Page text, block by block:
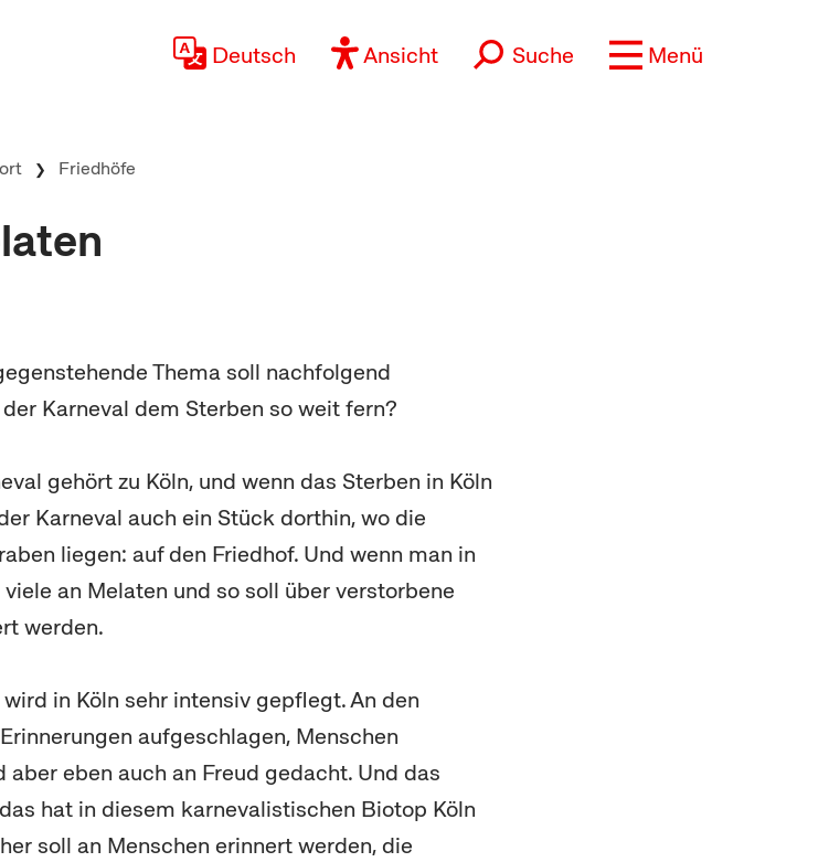
Deutsch
Ansicht Suche Menü
Friedhöfe
Thema soll nachfolgend
Karneval dem Sterben so weit fern?
gehört zu Köln, und wenn das Sterben in Köln
Karneval auch ein Stück dorthin, wo die
liegen: auf den Friedhof. Und wenn man in
an Melaten und so soll über verstorbene
werden.
in Köln sehr intensiv gepflegt. An den
aufgeschlagen, Menschen
aber eben auch an Freud gedacht. Und das
hat in diesem karnevalistischen Biotop Köln
soll an Menschen erinnert werden, die